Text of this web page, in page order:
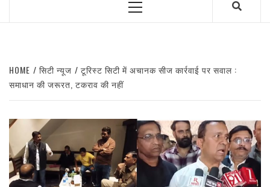
Primary
HOME सिटी न्यूज
टूरिस्ट सिटी में अचानक सीज कार्रवाई पर सवाल :
समाधान की जरूरत, टकराव की नहीं